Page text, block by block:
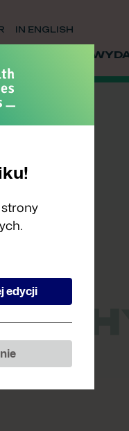
IN ENGLISH
strony
edycji